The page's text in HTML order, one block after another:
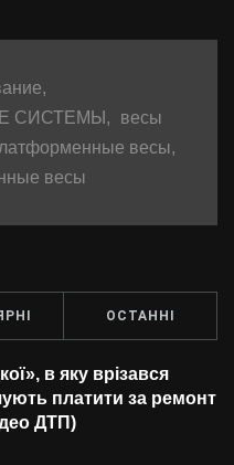
,
СИСТЕМЫ ,
весы
весы,
весы
ОСТАННІ
в яку врізався
платити за ремонт
ДТП)